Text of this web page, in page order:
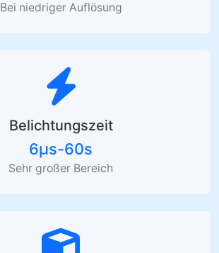
Bei niedriger Auflösung
Belichtungszeit
6μs-60s
Sehr großer Bereich